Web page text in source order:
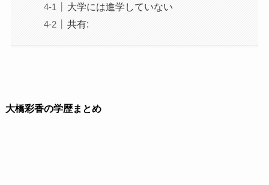
大学には進学していない
共有:
大橋彩香の学歴まとめ